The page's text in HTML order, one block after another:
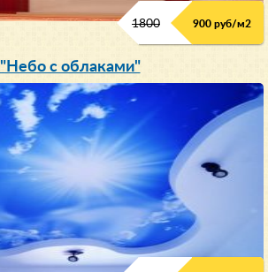
1800 900 руб/м2
"Небо с облаками"